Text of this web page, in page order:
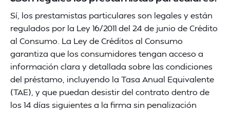
Sí, los prestamistas particulares son legales y están
regulados por la Ley 16/2011 del 24 de junio de Crédito
al Consumo. La Ley de Créditos al Consumo
garantiza que los consumidores tengan acceso a
información clara y detallada sobre las condiciones
del préstamo, incluyendo la Tasa Anual Equivalente
(TAE), y que puedan desistir del contrato dentro de
los 14 días siguientes a la firma sin penalización​